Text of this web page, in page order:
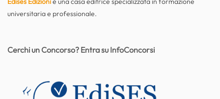
universitaria e professionale.
Cerchi un Concorso? Entra su InfoConcorsi